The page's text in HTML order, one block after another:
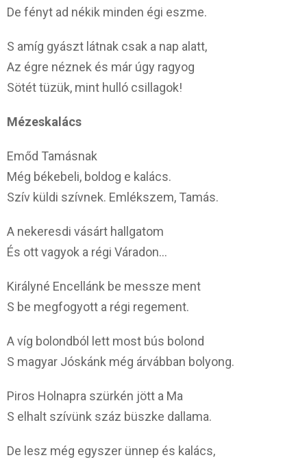
De fényt ad nékik minden égi eszme.
S amíg gyászt látnak csak a nap alatt,
Az égre néznek és már úgy ragyog
Sötét tüzük, mint hulló csillagok!
Mézeskalács
Emőd Tamásnak
Még békebeli, boldog e kalács.
Szív küldi szívnek. Emlékszem, Tamás.
A nekeresdi vásárt hallgatom
És ott vagyok a régi Váradon…
Királyné Encellánk be messze ment
S be megfogyott a régi regement.
A víg bolondból lett most bús bolond
S magyar Jóskánk még árvábban bolyong.
Piros Holnapra szürkén jött a Ma
S elhalt szívünk száz büszke dallama.
De lesz még egyszer ünnep és kalács,